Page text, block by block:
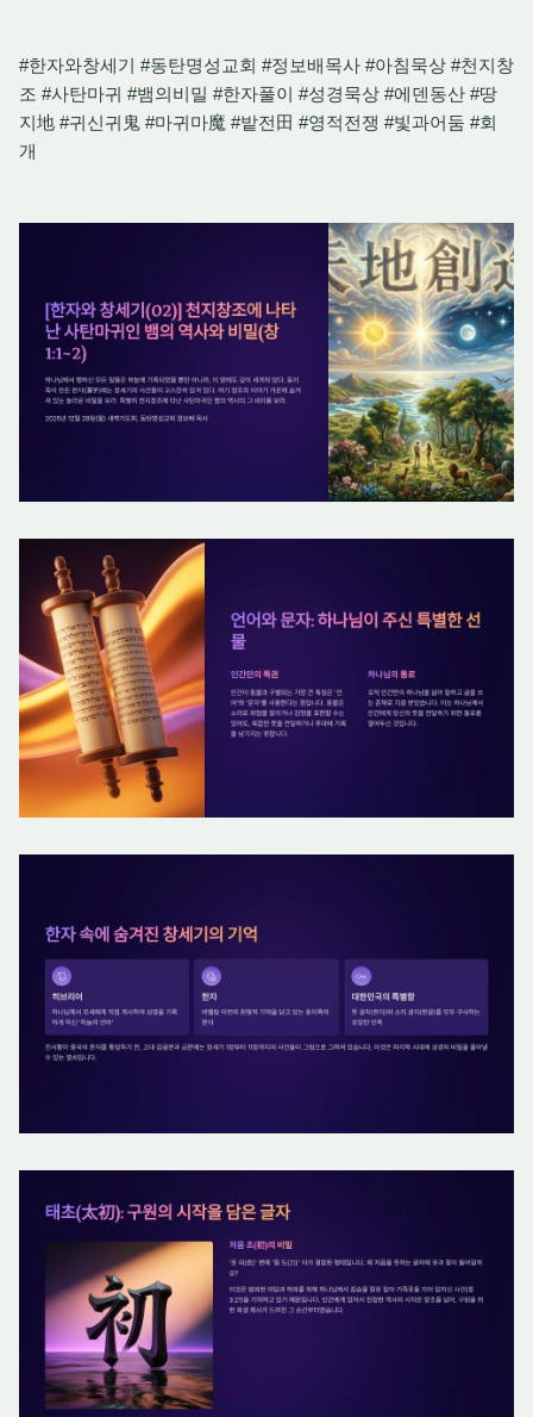
#한자와창세기 #동탄명성교회 #정보배목사 #아침묵상 #천지창
조 #사탄마귀 #뱀의비밀 #한자풀이 #성경묵상 #에덴동산 #땅
지地 #귀신귀鬼 #마귀마魔 #밭전田 #영적전쟁 #빛과어둠 #회
개